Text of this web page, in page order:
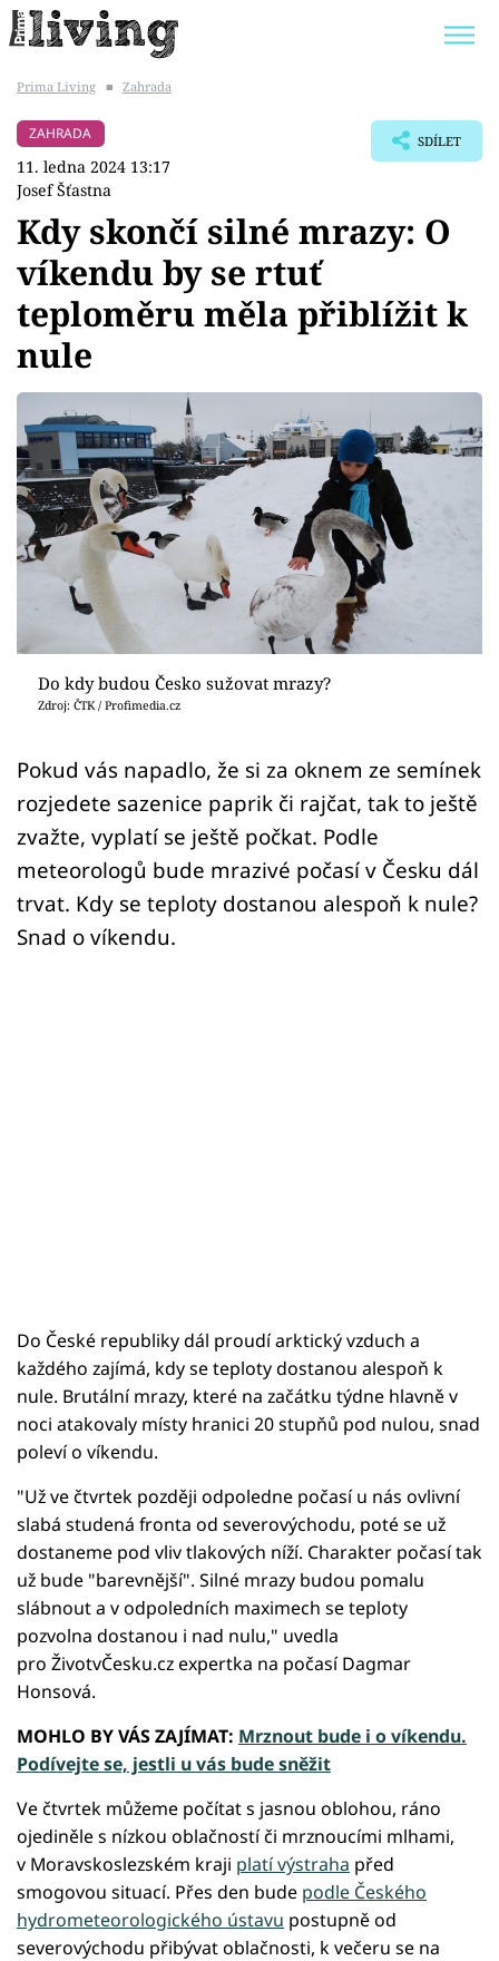
BYDLENÍ SLAVNÝCH
Témata
Bydlení
Zahrada
Design
Sledujte prima+
Přihlášení
Sledujte nás
Prima Living ■ Zahrada
ZAHRADA
11. ledna 2024 13:17
Josef Šťastna
SDÍLET
Kdy skončí silné mrazy: O
víkendu by se rtuť
teploměru měla přiblížit k
nule
Do kdy budou Česko sužovat mrazy?
Zdroj: ČTK / Profimedia.cz
Pokud vás napadlo, že si za oknem ze semínek
rozjedete sazenice paprik či rajčat, tak to ještě
zvažte, vyplatí se ještě počkat. Podle
meteorologů bude mrazivé počasí v Česku dál
trvat. Kdy se teploty dostanou alespoň k nule?
Snad o víkendu.
Do České republiky dál proudí arktický vzduch a
každého zajímá, kdy se teploty dostanou alespoň k
nule. Brutální mrazy, které na začátku týdne hlavně v
noci atakovaly místy hranici 20 stupňů pod nulou, snad
poleví o víkendu.
"Už ve čtvrtek později odpoledne počasí u nás ovlivní
slabá studená fronta od severovýchodu, poté se už
dostaneme pod vliv tlakových níží. Charakter počasí tak
už bude "barevnější". Silné mrazy budou pomalu
slábnout a v odpoledních maximech se teploty
pozvolna dostanou i nad nulu," uvedla
pro ŽivotvČesku.cz expertka na počasí Dagmar
Honsová.
MOHLO BY VÁS ZAJÍMAT: Mrznout bude i o víkendu.
Podívejte se, jestli u vás bude sněžit
Ve čtvrtek můžeme počítat s jasnou oblohou, ráno
ojediněle s nízkou oblačností či mrznoucími mlhami,
v Moravskoslezském kraji platí výstraha před
smogovou situací. Přes den bude podle Českého
hydrometeorologického ústavu postupně od
severovýchodu přibývat oblačnosti, k večeru se na